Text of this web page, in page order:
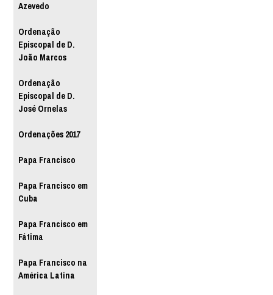
Azevedo
Ordenação
Episcopal de D.
João Marcos
Ordenação
Episcopal de D.
José Ornelas
Ordenações 2017
Papa Francisco
Papa Francisco em
Cuba
Papa Francisco em
Fátima
Papa Francisco na
América Latina